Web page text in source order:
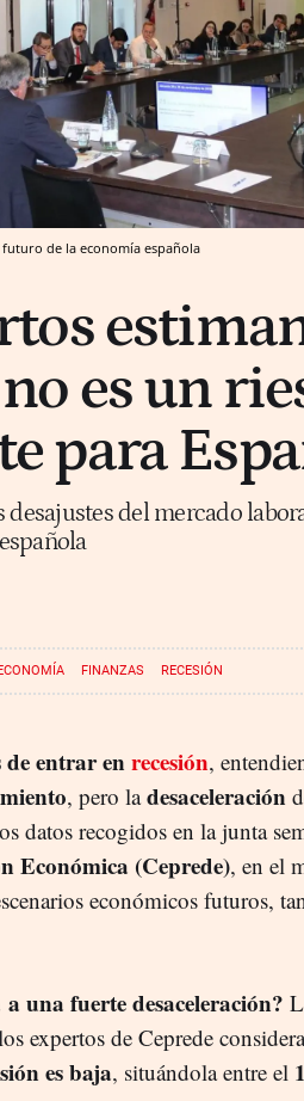
de la economía española
es un
para
del mercado
FINANZAS RECESIÓN
de entrar enrecesión,
, pero ladesaceleración
datos recogidos en la junta
Económica (Ceprede), en el
económicos futuros,
una fuerte desaceleración?
expertos de Ceprede
es baja, situándola entre el